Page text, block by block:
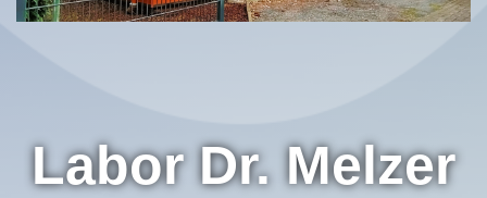
Labor Dr. Melzer